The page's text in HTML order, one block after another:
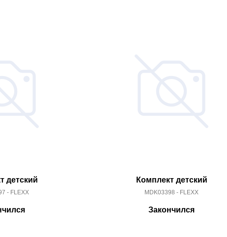
детский
- FLEXX
Комплект детский
MDK03398 - FLEXX
Закончился